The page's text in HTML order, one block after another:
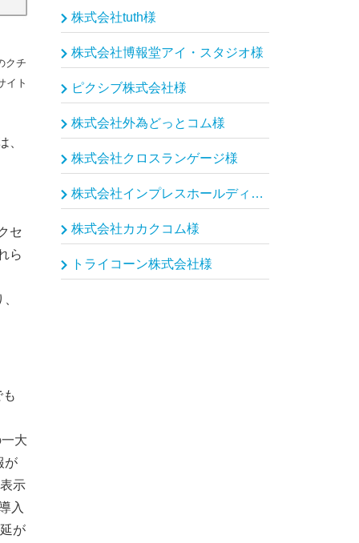
クチ
イト
、
セ
ら
大
が
示
入
が
株式会社tuth様
株式会社博報堂アイ・スタジオ様
ピクシブ株式会社様
株式会社外為どっとコム様
株式会社クロスランゲージ様
株式会社インプレスホールディングス（インプレスグループ）様
株式会社カカクコム様
トライコーン株式会社様